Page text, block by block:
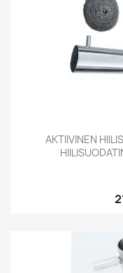
AKTIIVINEN